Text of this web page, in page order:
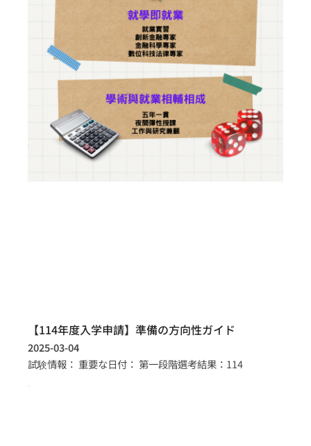
【114年度入学申請】準備の方向性ガイド
2025-03-04
試験情報： 重要な日付： 第一段階選考結果：114